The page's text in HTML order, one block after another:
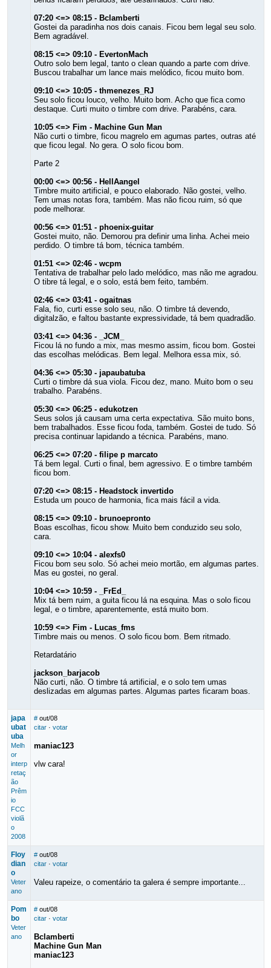
07:20 <=> 08:15 - Bclamberti
Gostei da paradinha nos dois canais. Ficou bem legal seu solo.
Bem agradável.
08:15 <=> 09:10 - EvertonMach
Outro solo bem legal, tanto o clean quando a parte com drive.
Buscou trabalhar um lance mais melódico, ficou muito bom.
09:10 <=> 10:05 - thmenezes_RJ
Seu solo ficou louco, velho. Muito bom. Acho que fica como
destaque. Curti muito o timbre com drive. Parabéns, cara.
10:05 <=> Fim - Machine Gun Man
Não curti o timbre, ficou magrelo em agumas partes, outras até
que ficou legal. No gera. O solo ficou bom.
Parte 2
00:00 <=> 00:56 - HellAangel
Timbre muito artificial, e pouco elaborado. Não gostei, velho.
Tem umas notas fora, também. Mas não ficou ruim, só que
pode melhorar.
00:56 <=> 01:51 - phoenix-guitar
Gostei muito, não. Demorou pra definir uma linha. Achei meio
perdido. O timbre tá bom, técnica também.
01:51 <=> 02:46 - wcpm
Tentativa de trabalhar pelo lado melódico, mas não me agradou.
O tibre tá legal, e o solo, está bem feito, também.
02:46 <=> 03:41 - ogaitnas
Fala, fio, curti esse solo seu, não. O timbre tá devendo,
digitalzão, e faltou bastante expressividade, tá bem quadradão.
03:41 <=> 04:36 - _JCM_
Ficou lá no fundo a mix, mas mesmo assim, ficou bom. Gostei
das escolhas melódicas. Bem legal. Melhora essa mix, só.
04:36 <=> 05:30 - japaubatuba
Curti o timbre dá sua viola. Ficou dez, mano. Muito bom o seu
trabalho. Parabéns.
05:30 <=> 06:25 - edukotzen
Seus solos já causam uma certa expectativa. São muito bons,
bem trabalhados. Esse ficou foda, também. Gostei de tudo. Só
precisa continuar lapidando a técnica. Parabéns, mano.
06:25 <=> 07:20 - filipe p marcato
Tá bem legal. Curti o final, bem agressivo. E o timbre também
ficou bom.
07:20 <=> 08:15 - Headstock invertido
Estuda um pouco de harmonia, fica mais fácil a vida.
08:15 <=> 09:10 - brunoepronto
Boas escolhas, ficou show. Muito bem conduzido seu solo,
cara.
09:10 <=> 10:04 - alexfs0
Ficou bom seu solo. Só achei meio mortão, em algumas partes.
Mas eu gostei, no geral.
10:04 <=> 10:59 - _FrEd_
Mix tá bem ruim, a guita ficou lá na esquina. Mas o solo ficou
legal, e o timbre, aparentemente, está muito bom.
10:59 <=> Fim - Lucas_fms
Timbre mais ou menos. O solo ficou bom. Bem ritmado.
Retardatário
jackson_barjacob
Não curti, não. O timbre tá artificial, e o solo tem umas
deslizadas em algumas partes. Algumas partes ficaram boas.
japa
ubat
uba
Melh
or
interp
retaç
ão
Prêm
io
FCC
violã
o
2008
# out/08
citar· votar
maniac123
vlw cara!
Floy
dian
o
Veter
ano
# out/08
citar· votar
Valeu rapeize, o comentário ta galera é sempre importante...
Pom
bo
Veter
ano
# out/08
citar· votar
Bclamberti
Machine Gun Man
maniac123